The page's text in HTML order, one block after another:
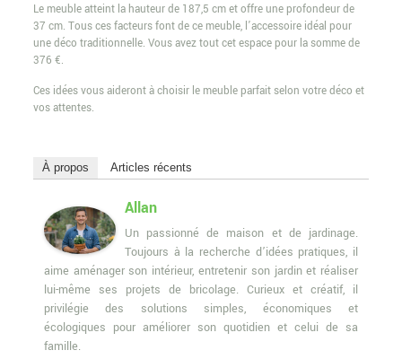
Le meuble atteint la hauteur de 187,5 cm et offre une profondeur de
37 cm. Tous ces facteurs font de ce meuble, l’accessoire idéal pour
une déco traditionnelle. Vous avez tout cet espace pour la somme de
376 €.
Ces idées vous aideront à choisir le meuble parfait selon votre déco et
vos attentes.
À propos Articles récents
Allan
Un passionné de maison et de jardinage.
Toujours à la recherche d’idées pratiques, il
aime aménager son intérieur, entretenir son jardin et réaliser
lui-même ses projets de bricolage. Curieux et créatif, il
privilégie des solutions simples, économiques et
écologiques pour améliorer son quotidien et celui de sa
famille.